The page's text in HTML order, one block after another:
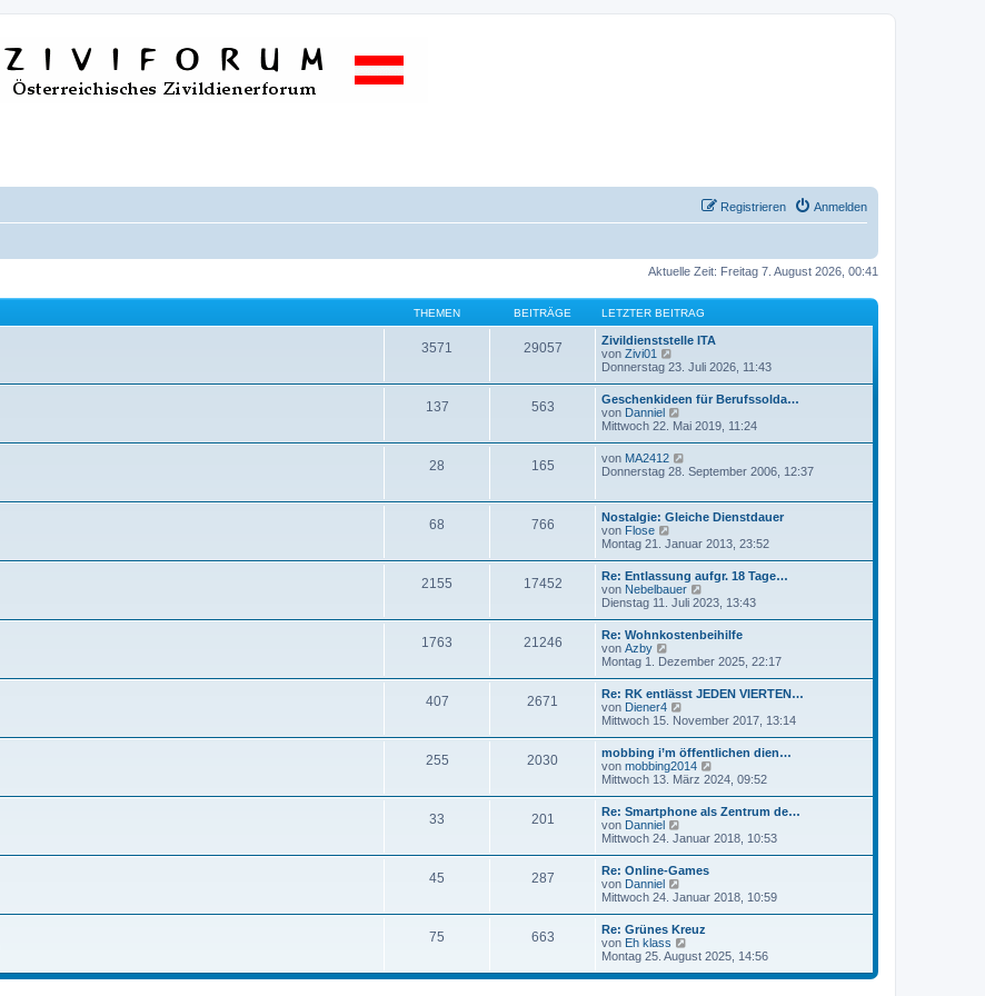
Anmelden
Registrieren
Aktuelle Zeit: Freitag 7. August 2026, 00:41
THEMEN BEITRÄGE LETZTER BEITRAG
3571 29057
Zivildienststelle ITA
von Zivi01
e
s
t
e
r
B
e
t
r
a
g
Donnerstag 23. Juli 2026, 11:43
137 563
Geschenkideen für Berufssolda…
von Danniel
e
e
s
t
r
B
i
t
r
a
g
Mittwoch 22. Mai 2019, 11:24
28 165 von MA2412
e
s
t
r
B
e
i
t
r
a
g
Donnerstag 28. September 2006, 12:37
68 766
Nostalgie: Gleiche Dienstdauer
von Flose
e
s
t
e
r
B
i
t
r
a
g
Montag 21. Januar 2013, 23:52
2155 17452
Re: Entlassung aufgr. 18 Tage…
von Nebelbauer
e
s
e
r
B
i
t
r
a
g
Dienstag 11. Juli 2023, 13:43
1763 21246
Re: Wohnkostenbeihilfe
von Azby
e
e
s
t
e
r
B
e
t
r
a
g
Montag 1. Dezember 2025, 22:17
407 2671
Re: RK entlässt JEDEN VIERTEN…
von Diener4
e
e
s
t
e
r
B
i
t
r
a
g
Mittwoch 15. November 2017, 13:14
255 2030
mobbing i’m öffentlichen dien…
von mobbing2014
e
s
t
e
r
i
t
g
Mittwoch 13. März 2024, 09:52
33 201
Re: Smartphone als Zentrum de…
von Danniel
e
s
e
r
B
e
i
t
r
Mittwoch 24. Januar 2018, 10:53
45 287
Re: Online-Games
von Danniel
e
s
t
e
r
Mittwoch 24. Januar 2018, 10:59
75 663
Re: Grünes Kreuz
von Eh klass
e
e
Montag 25. August 2025, 14:56